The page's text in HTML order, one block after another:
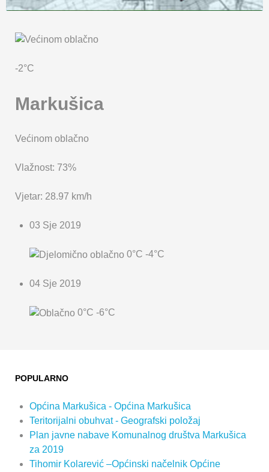
-2°C
Markušica
Većinom oblačno
Vlažnost: 73%
Vjetar: 28.97 km/h
03 Sje 2019
0°C -4°C
04 Sje 2019
0°C -6°C
POPULARNO
Općina Markušica - Općina Markušica
Teritorijalni obuhvat - Geografski položaj
Plan javne nabave Komunalnog društva Markušica
za 2019
Tihomir Kolarević –Općinski načelnik Općine